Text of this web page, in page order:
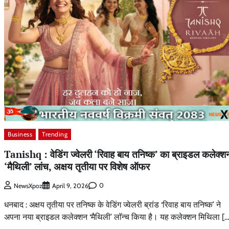
Business Trending
Tanishq : वेडिंग ज्वेलरी ‘रिवाह बाय तनिष्क’ का ब्राइडल
‘मैथिली’ लांच, अक्षय तृतीया पर विशेष ऑफर
NewsXpoz April 9, 2026 0
धनबाद : अक्षय तृतीया पर तनिष्क के वेडिंग ज्वेलरी ब्रांड ‘रिवाह बाय तनिष्क’ ने
अपना नया ब्राइडल कलेक्शन ‘मैथिली’ लॉन्च किया है। यह कलेक्शन मिथिला